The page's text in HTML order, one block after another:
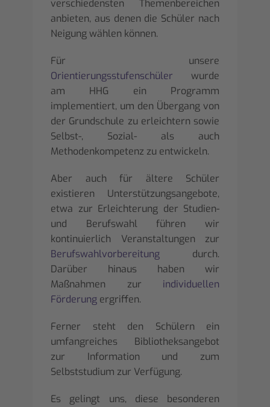
verschiedensten Themenbereichen
anbieten, aus denen die Schüler nach
Neigung wählen können.
Für unsere
Orientierungsstufenschüler wurde
am HHG ein Programm
implementiert, um den Übergang von
der Grundschule zu erleichtern sowie
Selbst-, Sozial- als auch
Methodenkompetenz zu entwickeln.
Aber auch für ältere Schüler
existieren Unterstützungsangebote,
etwa zur Erleichterung der Studien-
und Berufswahl führen wir
kontinuierlich Veranstaltungen zur
Berufswahlvorbereitung durch.
Darüber hinaus haben wir
Maßnahmen zur individuellen
Förderung ergriffen.
Ferner steht den Schülern ein
umfangreiches Bibliotheksangebot
zur Information und zum
Selbststudium zur Verfügung.
Es gelingt uns, diese besonderen